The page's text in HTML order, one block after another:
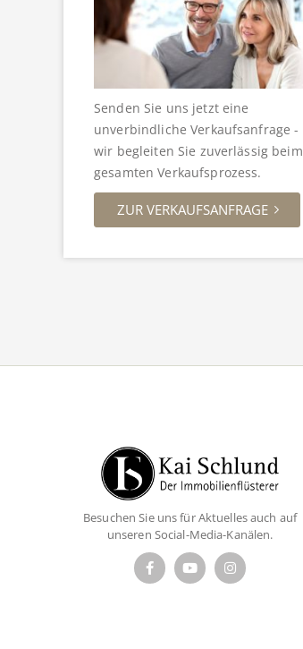
Senden Sie uns jetzt eine
unverbindliche Verkaufsanfrage -
wir begleiten Sie zuverlässig beim
gesamten Verkaufsprozess.
ZUR VERKAUFSANFRAGE
Besuchen Sie uns für Aktuelles auch auf
unseren Social-Media-Kanälen.